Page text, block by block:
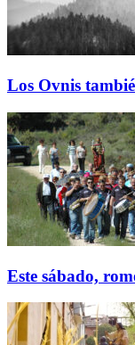
Los Ovnis
Este sábado,